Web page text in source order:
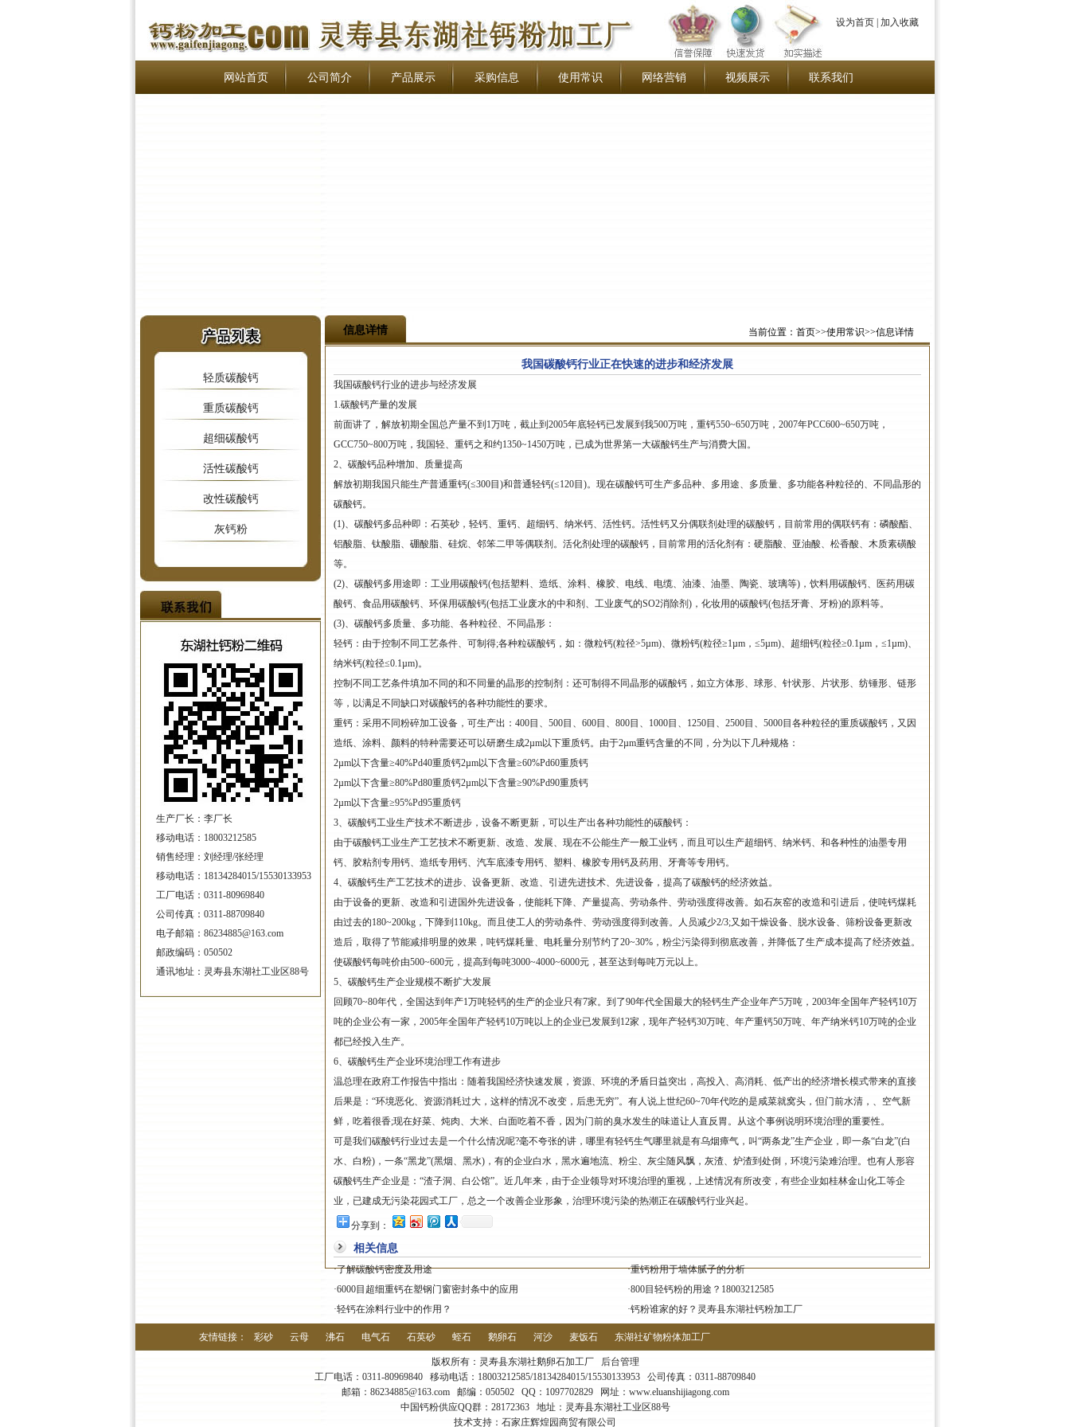
设为首页 加入收藏
网站首页 公司简介 产品展示 采购信息 使用常识 网络营销 视频展示 联系我们
轻质碳酸钙
重质碳酸钙
超细碳酸钙
活性碳酸钙
改性碳酸钙
灰钙粉
生产厂长：李厂长
移动电话：18003212585
销售经理：刘经理/张经理
移动电话：18134284015/15530133953
工厂电话：0311-80969840
公司传真：0311-88709840
电子邮箱：86234885@163.com
邮政编码：050502
通讯地址：灵寿县东湖社工业区88号
当前位置：首页>>使用常识>>信息详情
信息详情
我国碳酸钙行业正在快速的进步和经济发展
我国碳酸钙行业的进步与经济发展
1.碳酸钙产量的发展
前面讲了，解放初期全国总产量不到1万吨，截止到2005年底轻钙已发展到我500万吨，重钙550~650万吨，2007年PCC600~650万吨，
GCC750~800万吨，我国轻、重钙之和约1350~1450万吨，已成为世界第一大碳酸钙生产与消费大国。
2、碳酸钙品种增加、质量提高
解放初期我国只能生产普通重钙(≤300目)和普通轻钙(≤120目)。现在碳酸钙可生产多品种、多用途、多质量、多功能各种粒径的、不同晶形的
碳酸钙。
(1)、碳酸钙多品种即：石英砂，轻钙、重钙、超细钙、纳米钙、活性钙。活性钙又分偶联剂处理的碳酸钙，目前常用的偶联钙有：磷酸酯、
铝酸脂、钛酸脂、硼酸脂、硅烷、邻笨二甲等偶联剂。活化剂处理的碳酸钙，目前常用的活化剂有：硬脂酸、亚油酸、松香酸、木质素磺酸
等。
(2)、碳酸钙多用途即：工业用碳酸钙(包括塑料、造纸、涂料、橡胶、电线、电缆、油漆、油墨、陶瓷、玻璃等)，饮料用碳酸钙、医药用碳
酸钙、食品用碳酸钙、环保用碳酸钙(包括工业废水的中和剂、工业废气的SO2消除剂)，化妆用的碳酸钙(包括牙膏、牙粉)的原料等。
(3)、碳酸钙多质量、多功能、各种粒径、不同晶形：
轻钙：由于控制不同工艺条件、可制得;各种粒碳酸钙，如：微粒钙(粒径>5µm)、微粉钙(粒径≥1µm，≤5µm)、超细钙(粒径≥0.1µm，≤1µm)、
纳米钙(粒径≤0.1µm)。
控制不同工艺条件填加不同的和不同量的晶形的控制剂：还可制得不同晶形的碳酸钙，如立方体形、球形、针状形、片状形、纺锤形、链形
等，以满足不同缺口对碳酸钙的各种功能性的要求。
重钙：采用不同粉碎加工设备，可生产出：400目、500目、600目、800目、1000目、1250目、2500目、5000目各种粒径的重质碳酸钙，又因
造纸、涂料、颜料的特种需要还可以研磨生成2µm以下重质钙。由于2µm重钙含量的不同，分为以下几种规格：
2µm以下含量≥40%Pd40重质钙2µm以下含量≥60%Pd60重质钙
2µm以下含量≥80%Pd80重质钙2µm以下含量≥90%Pd90重质钙
2µm以下含量≥95%Pd95重质钙
3、碳酸钙工业生产技术不断进步，设备不断更新，可以生产出各种功能性的碳酸钙：
由于碳酸钙工业生产工艺技术不断更新、改造、发展、现在不公能生产一般工业钙，而且可以生产超细钙、纳米钙、和各种性的油墨专用
钙、胶粘剂专用钙、造纸专用钙、汽车底漆专用钙、塑料、橡胶专用钙及药用、牙膏等专用钙。
4、碳酸钙生产工艺技术的进步、设备更新、改造、引进先进技术、先进设备，提高了碳酸钙的经济效益。
由于设备的更新、改造和引进国外先进设备，使能耗下降、产量提高、劳动条件、劳动强度得改善。如石灰窑的改造和引进后，使吨钙煤耗
由过去的180~200kg，下降到110kg。而且使工人的劳动条件、劳动强度得到改善。人员减少2/3;又如干燥设备、脱水设备、筛粉设备更新改
造后，取得了节能减排明显的效果，吨钙煤耗量、电耗量分别节约了20~30%，粉尘污染得到彻底改善，并降低了生产成本提高了经济效益。
使碳酸钙每吨价由500~600元，提高到每吨3000~4000~6000元，甚至达到每吨万元以上。
5、碳酸钙生产企业规模不断扩大发展
回顾70~80年代，全国达到年产1万吨轻钙的生产的企业只有7家。到了90年代全国最大的轻钙生产企业年产5万吨，2003年全国年产轻钙10万
吨的企业公有一家，2005年全国年产轻钙10万吨以上的企业已发展到12家，现年产轻钙30万吨、年产重钙50万吨、年产纳米钙10万吨的企业
都已经投入生产。
6、碳酸钙生产企业环境治理工作有进步
温总理在政府工作报告中指出：随着我国经济快速发展，资源、环境的矛盾日益突出，高投入、高消耗、低产出的经济增长模式带来的直接
后果是：“环境恶化、资源消耗过大，这样的情况不改变，后患无穷”。有人说上世纪60~70年代吃的是咸菜就窝头，但门前水清，、空气新
鲜，吃着很香;现在好菜、炖肉、大米、白面吃着不香，因为门前的臭水发生的味道让人直反胃。从这个事例说明环境治理的重要性。
可是我们碳酸钙行业过去是一个什么情况呢?毫不夸张的讲，哪里有轻钙生气哪里就是有乌烟瘴气，叫“两条龙”生产企业，即一条“白龙”(白
水、白粉)，一条“黑龙”(黑烟、黑水)，有的企业白水，黑水遍地流、粉尘、灰尘随风飘，灰渣、炉渣到处倒，环境污染难治理。也有人形容
碳酸钙生产企业是：“渣子洞、白公馆”。近几年来，由于企业领导对环境治理的重视，上述情况有所改变，有些企业如桂林金山化工等企
业，已建成无污染花园式工厂，总之一个改善企业形象，治理环境污染的热潮正在碳酸钙行业兴起。
分享到：
相关信息
·了解碳酸钙密度及用途 ·重钙粉用于墙体腻子的分析
·6000目超细重钙在塑钢门窗密封条中的应用 ·800目轻钙粉的用途？18003212585
·轻钙在涂料行业中的作用？ ·钙粉谁家的好？灵寿县东湖社钙粉加工厂
友情链接： 彩砂 云母 沸石 电气石 石英砂 蛭石 鹅卵石 河沙 麦饭石 东湖社矿物粉体加工厂
版权所有：灵寿县东湖社鹅卵石加工厂
后台管理
工厂电话：0311-80969840 移动电话：18003212585/18134284015/15530133953 公司传真：0311-88709840
邮箱：86234885@163.com 邮编：050502 QQ：1097702829 网址：www.eluanshijiagong.com
中国钙粉供应QQ群：28172363 地址：灵寿县东湖社工业区88号
技术支持： 石家庄辉煌园商贸有限公司